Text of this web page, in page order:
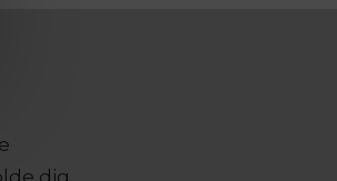
dig